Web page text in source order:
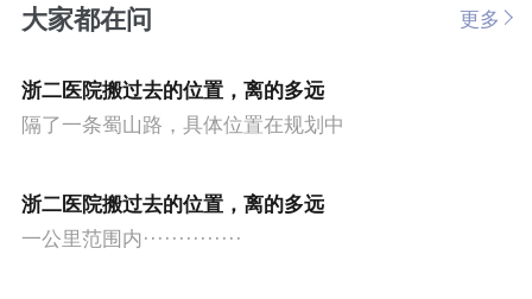
大家都在问 更多
浙二医院搬过去的位置，离的多远
隔了一条蜀山路，具体位置在规划中
浙二医院搬过去的位置，离的多远
一公里范围内··············